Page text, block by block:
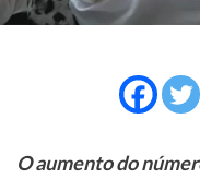
O aumento do